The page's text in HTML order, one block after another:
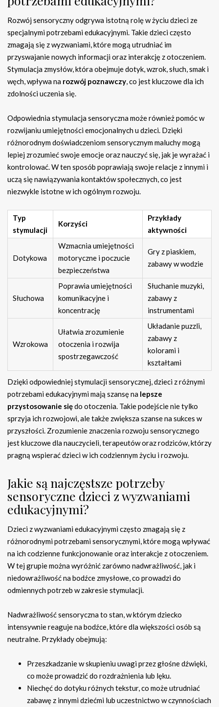
Rozwój sensoryczny odgrywa istotną rolę w życiu dzieci ze
specjalnymi potrzebami edukacyjnymi. Takie dzieci często
zmagają się z wyzwaniami, które mogą utrudniać im
przyswajanie nowych informacji oraz interakcję z otoczeniem.
Stymulacja zmysłów, która obejmuje dotyk, wzrok, słuch, smak i
węch, wpływa na rozwój poznawczy, co jest kluczowe dla ich
zdolności uczenia się.
Odpowiednia stymulacja sensoryczna może również pomóc w
rozwijaniu umiejętności emocjonalnych u dzieci. Dzięki
różnorodnym doświadczeniom sensorycznym maluchy mogą
lepiej zrozumieć swoje emocje oraz nauczyć się, jak je wyrażać i
kontrolować. W ten sposób poprawiają swoje relacje z innymi i
uczą się nawiązywania kontaktów społecznych, co jest
niezwykle istotne w ich ogólnym rozwoju.
Typ
stymulacji
Korzyści
Przykłady
aktywności
Dotykowa
Wzmacnia umiejętności
motoryczne i poczucie
bezpieczeństwa
Gry z piaskiem,
zabawy w wodzie
Słuchowa
Poprawia umiejętności
komunikacyjne i
koncentrację
Słuchanie muzyki,
zabawy z
instrumentami
Wzrokowa
Ułatwia zrozumienie
otoczenia i rozwija
spostrzegawczość
Układanie puzzli,
zabawy z
kolorami i
kształtami
Dzięki odpowiedniej stymulacji sensorycznej, dzieci z różnymi
potrzebami edukacyjnymi mają szansę na lepsze
przystosowanie siędo otoczenia. Takie podejście nie tylko
sprzyja ich rozwojowi, ale także zwiększa szanse na sukces w
przyszłości. Zrozumienie znaczenia rozwoju sensorycznego
jest kluczowe dla nauczycieli, terapeutów oraz rodziców, którzy
pragną wspierać dzieci w ich codziennym życiu i rozwoju.
Jakie są najczęstsze potrzeby
sensoryczne dzieci z wyzwaniami
edukacyjnymi?
Dzieci z wyzwaniami edukacyjnymi często zmagają się z
różnorodnymi potrzebami sensorycznymi, które mogą wpływać
na ich codzienne funkcjonowanie oraz interakcje z otoczeniem.
W tej grupie można wyróżnić zarówno nadwrażliwość, jak i
niedowrażliwość na bodźce zmysłowe, co prowadzi do
odmiennych potrzeb w zakresie stymulacji.
Nadwrażliwość sensoryczna to stan, w którym dziecko
intensywnie reaguje na bodźce, które dla większości osób są
neutralne. Przykłady obejmują:
Przeszkadzanie w skupieniu uwagi przez głośne dźwięki,
co może prowadzić do rozdrażnienia lub lęku.
Niechęć do dotyku różnych tekstur, co może utrudniać
zabawę z innymi dziećmi lub uczestnictwo w czynnościach